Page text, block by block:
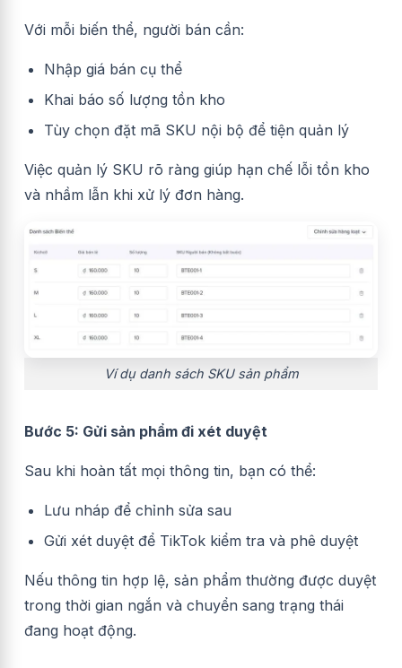
Với mỗi biến thể, người bán cần:
Nhập giá bán cụ thể
Khai báo số lượng tồn kho
Tùy chọn đặt mã SKU nội bộ để tiện quản lý
Việc quản lý SKU rõ ràng giúp hạn chế lỗi tồn kho
và nhầm lẫn khi xử lý đơn hàng.
Ví dụ danh sách SKU sản phẩm
Bước 5: Gửi sản phẩm đi xét duyệt
Sau khi hoàn tất mọi thông tin, bạn có thể:
Lưu nháp để chỉnh sửa sau
Gửi xét duyệt để TikTok kiểm tra và phê duyệt
Nếu thông tin hợp lệ, sản phẩm thường được duyệt
trong thời gian ngắn và chuyển sang trạng thái
đang hoạt động.